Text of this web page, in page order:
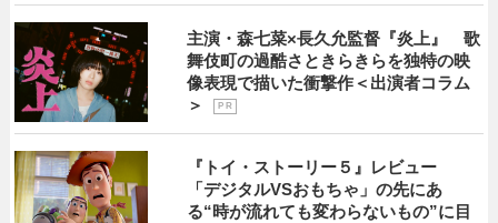
主演・森七菜×長久允監督『炎上』 歌
舞伎町の過酷さときらきらを独特の映
像表現で描いた衝撃作＜出演者コラム
＞
P R
『トイ・ストーリー５』レビュー
「デジタルVSおもちゃ」の先にあ
る“時が流れても変わらないもの”に目